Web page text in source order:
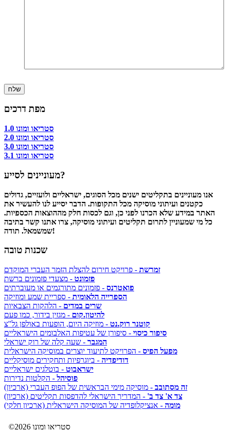
מפת דרכים
סטריאו ומונו 1.0
סטריאו ומונו 2.0
סטריאו ומונו 3.0
סטריאו ומונו 3.1
מעוניינים לסייע?
אנו מעוניינים בתקליטים ישנים מכל הסוגים, ישראליים ולועזיים, גדולים
כקטנים ועיתוני מוסיקה מכל התקופות. הדבר יסייע לנו להעשיר את
האתר במידע שלא הכרנו לפני כן, וגם לכסות חלק מההוצאות הכספיות.
כל מי שמעוניין לתרום תקליטים ועיתוני מוסיקה, צרו אתנו קשר בתיבה
שמשמאל. תודה!
שכנות טובה
זמרשת - פרויקט חירום להצלת הזמר העברי המוקדם
פזמונט - מצעדי פזמונים ברשת
פואטרנס - פזמונים מתורגמים או מעוברתים
הספרייה הלאומית - ספריית שמע ומוזיקה
שרים במדים - הלהקות הצבאיות
להיטון.קום - מגזין בידור, כמו פעם
קוטנר רוק.נט - מוזיקה היום, הופעות באולפן גל"צ
סיפור כיסוי - סיפורן של עטיפות האלבומים הישראליים
המגבר - שעה קלה של רוק ישראלי
מפעל הפיס - הפרויקט לתיעוד יוצרים במוסיקה הישראלית
דודיפדיה - ביוגרפיות ותחקירים מוסיקליים
ישראבוט - בוטלגים ישראליים
פוסיהל - הקלטות נדירות
זה מסתובב - מוסיקה מימי הבראשית של הפופ העברי (ארכיון)
צד א' צד ב' - המדריך הישראלי להדפסות תקליטים (ארכיון)
מומה - אנציקלופדיה של המוסיקה הישראלית (ארכיון חלקי)
©2026 סטריאו ומונו